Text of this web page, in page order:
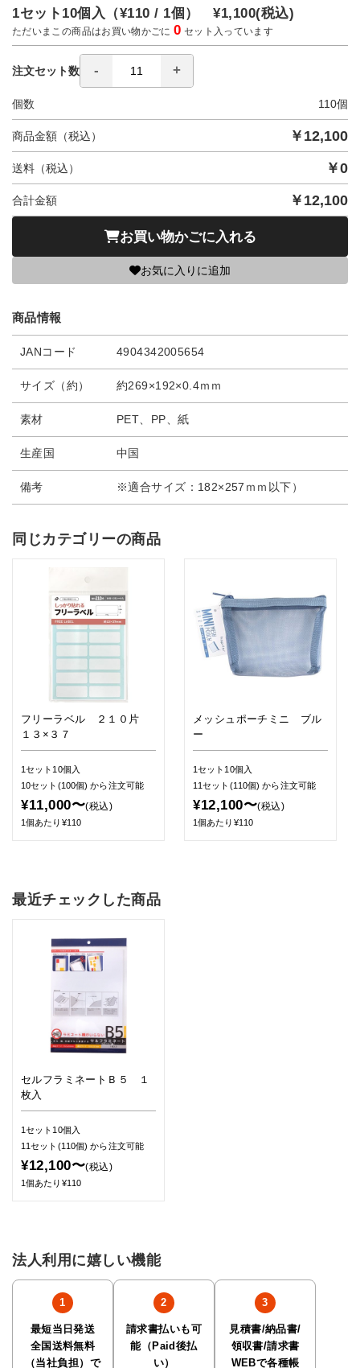
1セット10個入（¥110 / 1個）¥1,100(税込)
ただいまこの商品はお買い物かごに0 セット入っています
注文セット数
個数 110個
商品金額（税込） ￥ 12,100
送料（税込） ￥0
合計金額 ￥ 12,100
お買い物かごに入れる
お気に入りに追加
商品情報
JANコード 4904342005654
サイズ（約） 約269×192×0.4ｍｍ
素材 PET、PP、紙
生産国 中国
備考 ※適合サイズ：182×257ｍｍ以下）
同じカテゴリーの商品
フリーラベル ２１０片
１３×３７
1セット10個入
10セット(100個)から注文可能
¥11,000〜(税込)
1個あたり¥110
メッシュポーチミニ ブル
ー
1セット10個入
11セット(110個)から注文可能
¥12,100〜(税込)
1個あたり¥110
最近チェックした商品
セルフラミネートＢ５ １
枚入
1セット10個入
11セット(110個)から注文可能
¥12,100〜(税込)
1個あたり¥110
法人利用に嬉しい機能
最短当日発送
全国送料無料
（当社負担）で
請求書払いも可
能（Paid後払
い）
見積書/納品書/
領収書/請求書
WEBで各種帳